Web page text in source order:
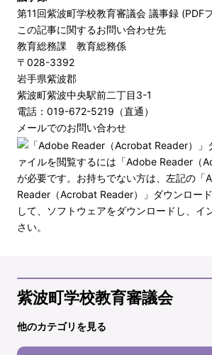
第11回紫波町学校教育審議会 議事録 (PDF
この記事に関するお問い合わせ先
教育総務課 教育総務係
〒028-3392
岩手県紫波郡
紫波町紫波中央駅前二丁目3-1
電話：019-672-5219（直通）
メールでのお問い合わせ
ァイルを閲覧するには「Adobe Reader（
が必要です。お持ちでない方は、左記の「
Reader（Acrobat Reader）」ダウンロー
して、ソフトウェアをダウンロードし、イ
さい。
紫波町学校教育審議会
他のカテゴリを見る